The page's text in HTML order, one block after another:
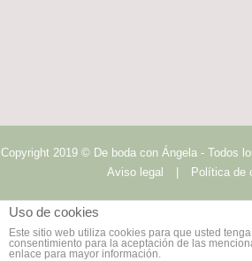
Copyright 2019 © De boda con Ángela - Todos
Aviso legal
| Política de
Uso de cookies
Este sitio web utiliza cookies para que usted
consentimiento para la aceptación de las
enlace para mayor información.